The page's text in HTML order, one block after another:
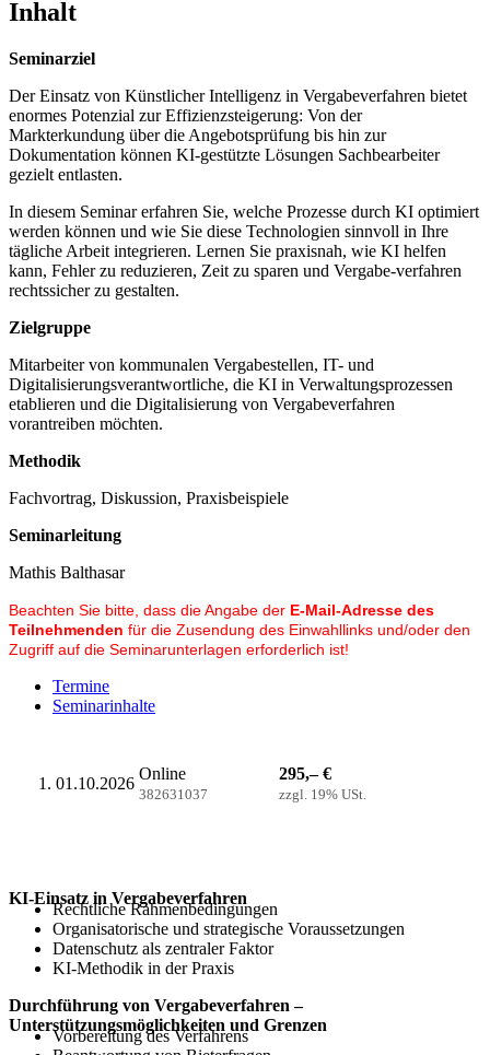
Inhalt
Seminarziel
Der Einsatz von Künstlicher Intelligenz in Vergabeverfahren bietet
enormes Potenzial zur Effizienzsteigerung: Von der
Markterkundung über die Angebotsprüfung bis hin zur
Dokumentation können KI-gestützte Lösungen Sachbearbeiter
gezielt entlasten.
In diesem Seminar erfahren Sie, welche Prozesse durch KI optimiert
werden können und wie Sie diese Technologien sinnvoll in Ihre
tägliche Arbeit integrieren. Lernen Sie praxisnah, wie KI helfen
kann, Fehler zu reduzieren, Zeit zu sparen und Vergabe-verfahren
rechtssicher zu gestalten.
Zielgruppe
Mitarbeiter von kommunalen Vergabestellen, IT- und
Digitalisierungsverantwortliche, die KI in Verwaltungsprozessen
etablieren und die Digitalisierung von Vergabeverfahren
vorantreiben möchten.
Methodik
Fachvortrag, Diskussion, Praxisbeispiele
Seminarleitung
Mathis Balthasar
Beachten Sie bitte, dass die Angabe der E-Mail-Adresse des
Teilnehmenden für die Zusendung des Einwahllinks und/oder den
Zugriff auf die Seminarunterlagen erforderlich ist!
Termine
Seminarinhalte
01.10.2026
Online
382631037
295,– €
zzgl. 19% USt.
KI-Einsatz in Vergabeverfahren
Rechtliche Rahmenbedingungen
Organisatorische und strategische Voraussetzungen
Datenschutz als zentraler Faktor
KI-Methodik in der Praxis
Durchführung von Vergabeverfahren –
Unterstützungsmöglichkeiten und Grenzen
Vorbereitung des Verfahrens